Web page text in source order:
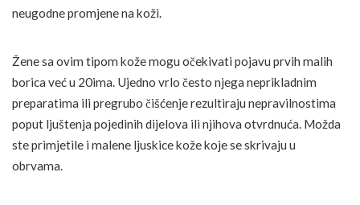
neugodne promjene na koži.
Žene sa ovim tipom kože mogu očekivati pojavu prvih malih
borica već u 20ima. Ujedno vrlo često njega neprikladnim
preparatima ili pregrubo čišćenje rezultiraju nepravilnostima
poput ljuštenja pojedinih dijelova ili njihova otvrdnuća. Možda
ste primjetile i malene ljuskice kože koje se skrivaju u
obrvama.